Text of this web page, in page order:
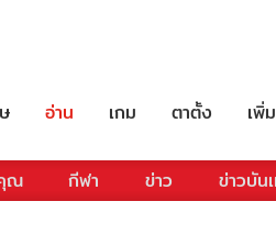
อ่าน เกม ตาตั้ง เพิ่
ณ กีฬา ข่าว ข่าวบัน